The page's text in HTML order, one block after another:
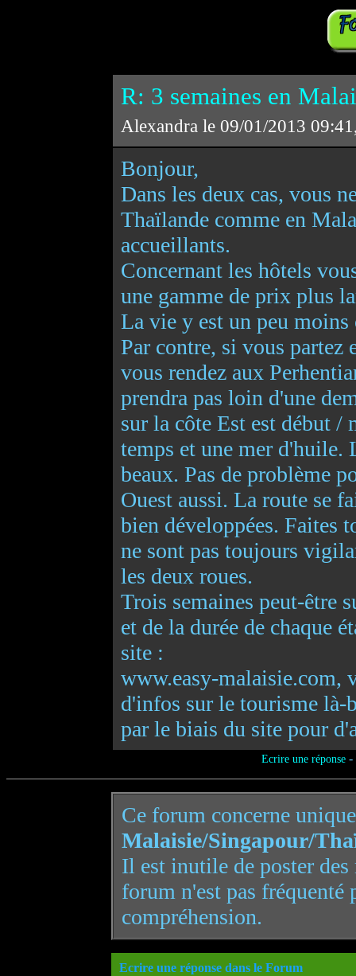
R: 3 semaines en
Alexandra le 09/01/2013
Bonjour,
Dans les deux cas, vous
Thaïlande comme en
accueillants.
Concernant les hôtels
une gamme de prix plus
La vie y est un peu moins
Par contre, si vous partez
vous rendez aux
prendra pas loin d'une
sur la côte Est est début /
temps et une mer d'huile.
beaux. Pas de problème
Ouest aussi. La route se
bien développées. Faites
ne sont pas toujours
les deux roues.
Trois semaines peut-être
et de la durée de chaque
site :
www.easy-malaisie.com,
d'infos sur le tourisme là-
par le biais du site pour
Ecrire une réponse-
Ce forum concerne
Malaisie/Singapour/
Il est inutile de poster
forum n'est pas
compréhension.
Ecrire une réponse dans le Forum